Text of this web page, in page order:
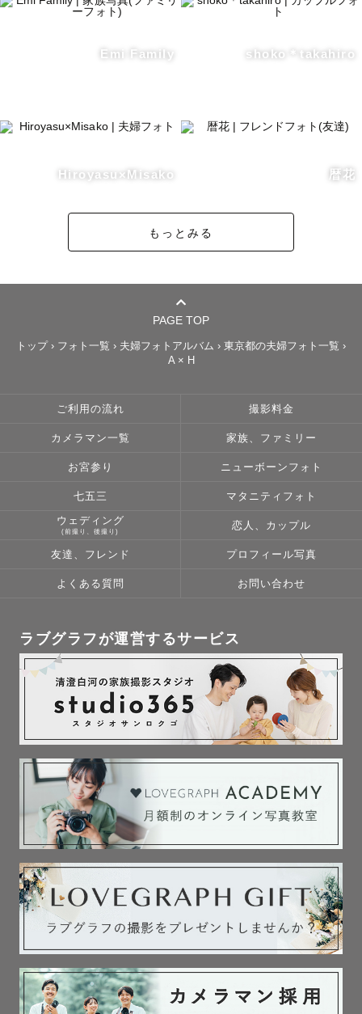
Emi Family shoko＊takahiro
Hiroyasu×Misako 暦花
もっとみる
PAGE TOP
トップ › フォト一覧 › 夫婦フォトアルバム › 東京都の夫婦フォト一覧 ›
A × H
ご利用の流れ 撮影料金
カメラマン一覧 家族、ファミリー
お宮参り ニューボーンフォト
七五三 マタニティフォト
ウェディング
(前撮り、後撮り)
恋人、カップル
友達、フレンド プロフィール写真
よくある質問 お問い合わせ
ラブグラフが運営するサービス